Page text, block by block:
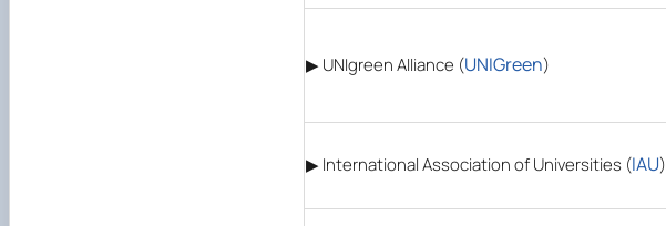
▶ UNIgreen Alliance (UNIGreen)
▶ International Association of Universities (IAU)